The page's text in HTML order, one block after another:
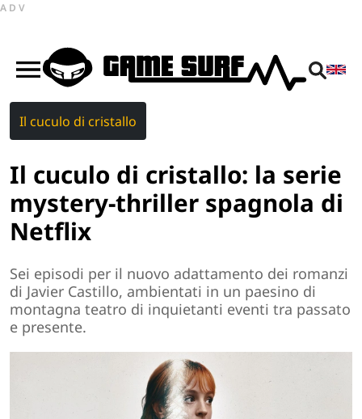
ADV
Il cuculo di cristallo
Il cuculo di cristallo: la serie
mystery-thriller spagnola di
Netflix
Sei episodi per il nuovo adattamento dei romanzi
di Javier Castillo, ambientati in un paesino di
montagna teatro di inquietanti eventi tra passato
e presente.